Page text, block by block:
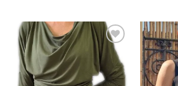
Toevoegen
wenslijst